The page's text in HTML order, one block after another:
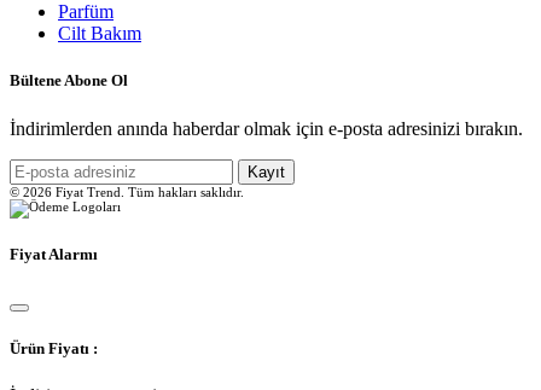
Parfüm
Cilt Bakım
Bültene Abone Ol
İndirimlerden anında haberdar olmak için e-posta adresinizi bırakın.
Kayıt
© 2026 Fiyat Trend. Tüm hakları saklıdır.
Fiyat Alarmı
Ürün Fiyatı :